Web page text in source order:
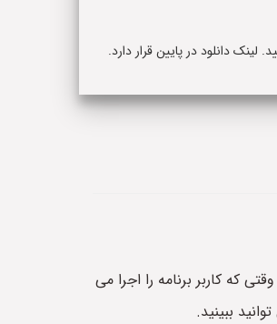
دانلود در پایین قرار دارد.
که کاربر برنامه را اجرا می
ببینید.